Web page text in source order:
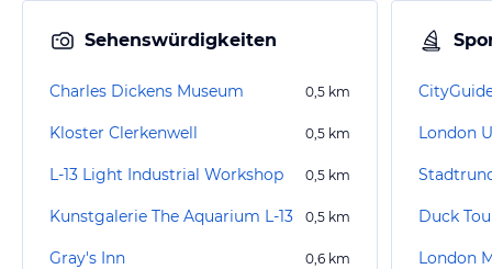
Sehenswürdigkeiten
Charles Dickens Museum 0,5 km
Kloster Clerkenwell 0,5 km
L-13 Light Industrial Workshop 0,5 km
Kunstgalerie The Aquarium L-13 0,5 km
Gray's Inn 0,6 km
London
Duck
London